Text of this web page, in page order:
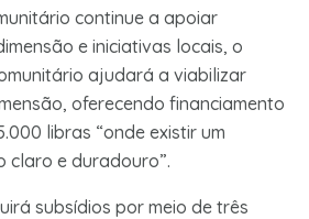
continue a apoiar
e iniciativas locais, o
ajudará a viabilizar
oferecendo financiamento
libras “onde existir um
claro e duradouro”.
subsídios por meio de três